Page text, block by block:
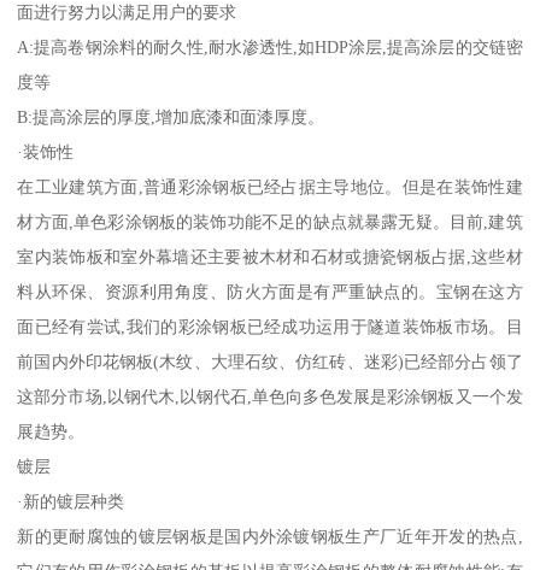
面进行努力以满足用户的要求
A:提高卷钢涂料的耐久性,耐水渗透性,如HDP涂层,提高涂层的交链密
度等
B:提高涂层的厚度,增加底漆和面漆厚度。
·装饰性
在工业建筑方面,普通彩涂钢板已经占据主导地位。但是在装饰性建
材方面,单色彩涂钢板的装饰功能不足的缺点就暴露无疑。目前,建筑
室内装饰板和室外幕墙还主要被木材和石材或搪瓷钢板占据,这些材
料从环保、资源利用角度、防火方面是有严重缺点的。宝钢在这方
面已经有尝试,我们的彩涂钢板已经成功运用于隧道装饰板市场。目
前国内外印花钢板(木纹、大理石纹、仿红砖、迷彩)已经部分占领了
这部分市场,以钢代木,以钢代石,单色向多色发展是彩涂钢板又一个发
展趋势。
镀层
·新的镀层种类
新的更耐腐蚀的镀层钢板是国内外涂镀钢板生产厂近年开发的热点,